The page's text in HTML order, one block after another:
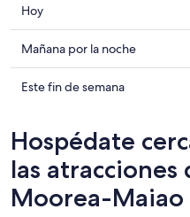
Consultar
precios
en
Moorea-
Maiao
7
-
8
Hoy
Consultar
precios
en
para
mañana
por
la
Mañana por la noche
Consultar
Moorea-
Maiao
para
este
Este fin de semana
Hospédate
las atracciones
Moorea-Maiao